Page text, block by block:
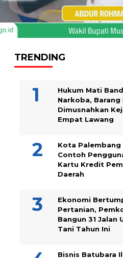
TRENDING
Hukum Mati
Narkoba, Barang
Dimusnahkan
Empat Lawang
Kota Palembang
Contoh
Kartu Kredit
Daerah
Ekonomi
Pertanian,
Bangun 31 Jalan
Tani Tahun Ini
Bisnis Batubara